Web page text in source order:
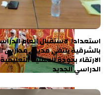
استعدادا لاستقبال العام
بالشرقية يلتقي مديري مدارس
الارتقاء بجودة العملية
الدراسي الجديد